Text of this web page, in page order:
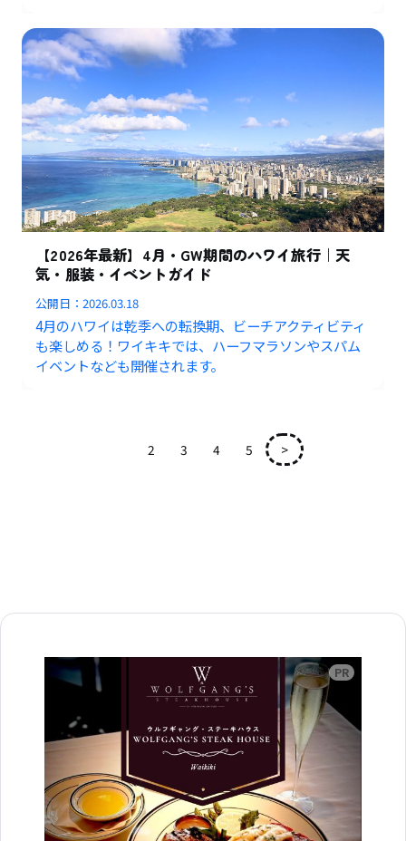
【2026年最新】4月・GW期間のハワイ旅行｜天
気・服装・イベントガイド
公開日：2026.03.18
4月のハワイは乾季への転換期、ビーチアクティビティ
も楽しめる！ワイキキでは、ハーフマラソンやスパム
イベントなども開催されます。
2 3 4 5 >
広告